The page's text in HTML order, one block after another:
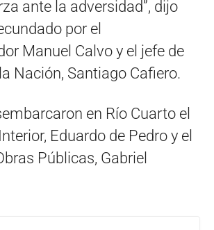
ante la adversidad”, dijo
por el
Manuel Calvo y el jefe de
Nación, Santiago Cafiero.
en Río Cuarto el
Eduardo de Pedro y el
Públicas, Gabriel